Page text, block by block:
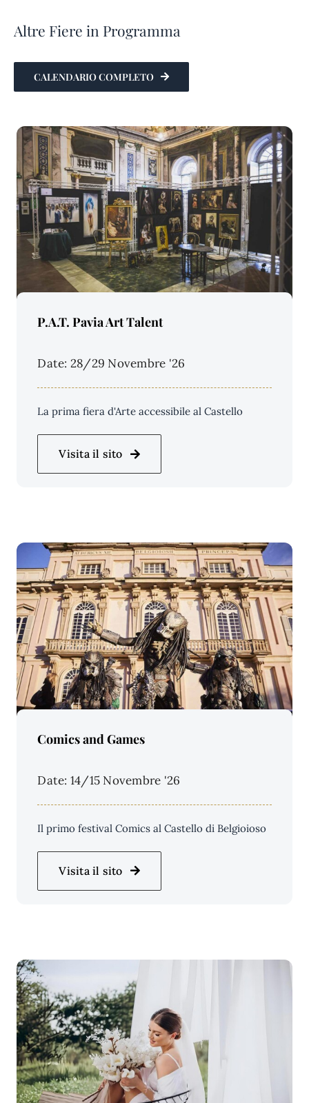
Altre Fiere in Programma
CALENDARIO COMPLETO
P.A.T. Pavia Art Talent
Date: 28/29 Novembre '26
La prima fiera d'Arte accessibile al Castello
Visita il sito
Comics and Games
Date: 14/15 Novembre '26
Il primo festival Comics al Castello di Belgioioso
Visita il sito